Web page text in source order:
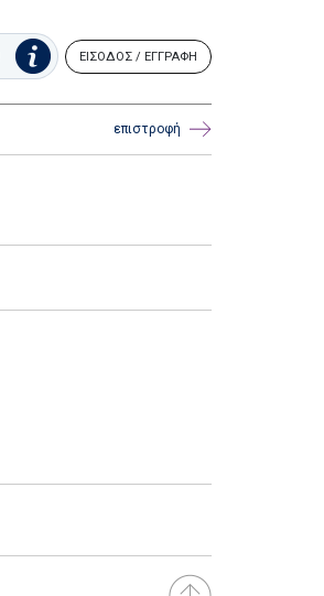
ΕΙΣΟΔΟΣ / ΕΓΓΡΑΦΗ
επιστροφή